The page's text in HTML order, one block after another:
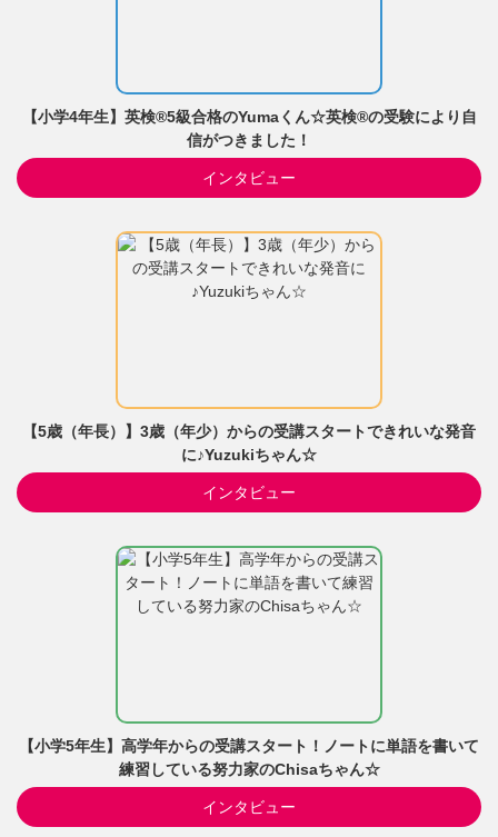
【小学4年生】英検®5級合格のYumaくん☆英検®の受験により自
信がつきました！
インタビュー
【5歳（年長）】3歳（年少）からの受講スタートできれいな発音
に♪Yuzukiちゃん☆
インタビュー
【小学5年生】高学年からの受講スタート！ノートに単語を書いて
練習している努力家のChisaちゃん☆
インタビュー